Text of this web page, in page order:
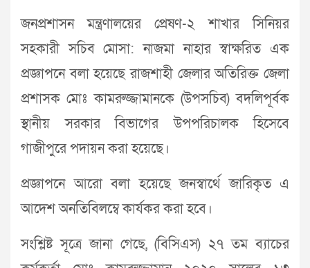
জনপ্রশাসন মন্ত্রণালয়ের প্রেষণ-২ শাখার সিনিয়র
সহকারী সচিব মোসা: নাজমা নাহার স্বাক্ষরিত এক
প্রজ্ঞাপনে বলা হয়েছে রাজশাহী জেলার অতিরিক্ত জেলা
প্রশাসক মোঃ কামরুজ্জামানকে (উপসচিব) বদলিপূর্বক
স্থানীয় সরকার বিভাগের উপপরিচালক হিসেবে
গাজীপুরে পদায়ন করা হয়েছে।
প্রজ্ঞাপনে আরো বলা হয়েছে জনস্বার্থে জারিকৃত এ
আদেশ অনতিবিলম্বে কার্যকর করা হবে।
সংশ্লিষ্ট সূত্রে জানা গেছে, (বিসিএস) ২৭ তম ব্যাচের